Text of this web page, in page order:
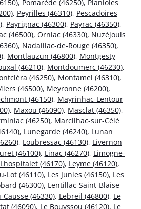
, Pomarède (46250), Planioles
, Peyrilles (46310), Pescadoires
, Payrignac (46300), Payrac (46350),
(46500), Orniac (46330), Nuzéjouls
, Nadaillac-de-Rouge (46350),
, Montlauzun (46800), Montgesty
(46210), Montdoumerc (46230),
(46250), Montamel (46310),
(46500), Meyronne (46200),
(46150), Mayrinhac-Lentour
, Maxou (46090), Masclat (46350),
(46250), Marcilhac-sur-Célé
, Lunegarde (46240), Lunan
, Loubressac (46130), Livernon
(46100), Linac (46270), Limogne-
Lhospitalet (46170), Leyme (46120),
Lot (46110), Les Junies (46150), Les
(46300), Lentillac-Saint-Blaise
(46330), Lebreil (46800), Le
(46090), Le Bouyssou (46120), Le